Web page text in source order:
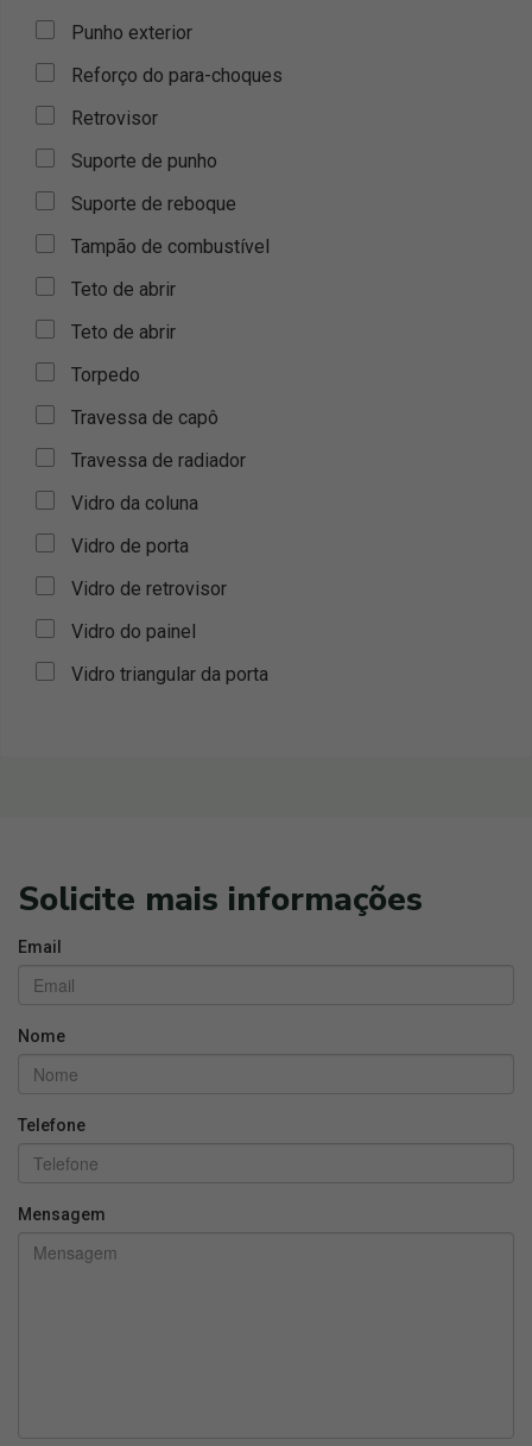
Punho exterior
Reforço do para-choques
Retrovisor
Suporte de punho
Suporte de reboque
Tampão de combustível
Teto de abrir
Teto de abrir
Torpedo
Travessa de capô
Travessa de radiador
Vidro da coluna
Vidro de porta
Vidro de retrovisor
Vidro do painel
Vidro triangular da porta
Solicite mais informações
Email
Nome
Telefone
Mensagem